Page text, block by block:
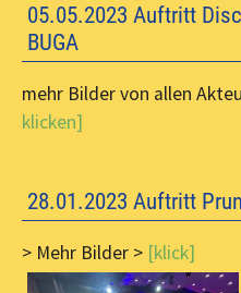
05.05.2023 Auftritt
BUGA
mehr Bilder von allen
klicken]
28.01.2023 Auftritt
> Mehr Bilder > [klick]